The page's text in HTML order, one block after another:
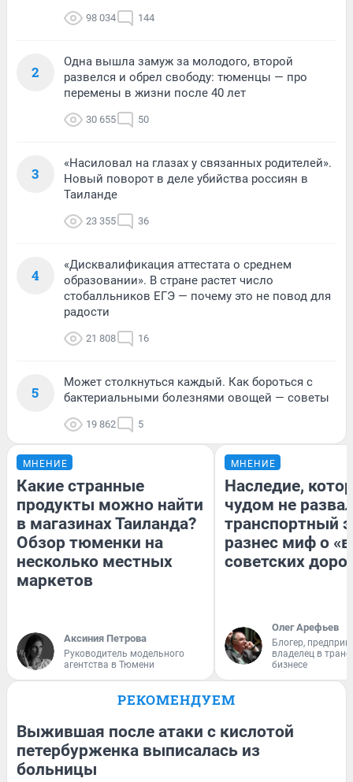
98 034 144
2
Одна вышла замуж за молодого, второй
развелся и обрел свободу: тюменцы — про
перемены в жизни после 40 лет
30 655 50
3
«Насиловал на глазах у связанных родителей».
Новый поворот в деле убийства россиян в
Таиланде
23 355 36
4
«Дисквалификация аттестата о среднем
образовании». В стране растет число
стобалльников ЕГЭ — почему это не повод для
радости
21 808 16
5
Может столкнуться каждый. Как бороться с
бактериальными болезнями овощей — советы
19 862 5
МНЕНИЕ
Какие странные
продукты можно найти
в магазинах Таиланда?
Обзор тюменки на
несколько местных
маркетов
Аксиния Петрова
Руководитель модельного
агентства в Тюмени
МНЕНИЕ
Наследие,
чудом не
транспортный
разнес миф о
советских
Олег Арефьев
Блогер,
владелец в
бизнесе
РЕКОМЕНДУЕМ
Выжившая после атаки с кислотой
петербурженка выписалась из
больницы